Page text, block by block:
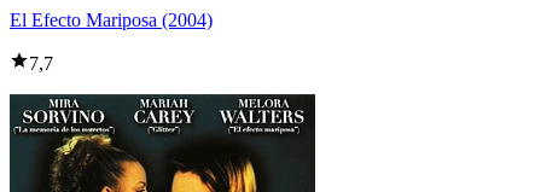
El Efecto Mariposa (2004)
7,7